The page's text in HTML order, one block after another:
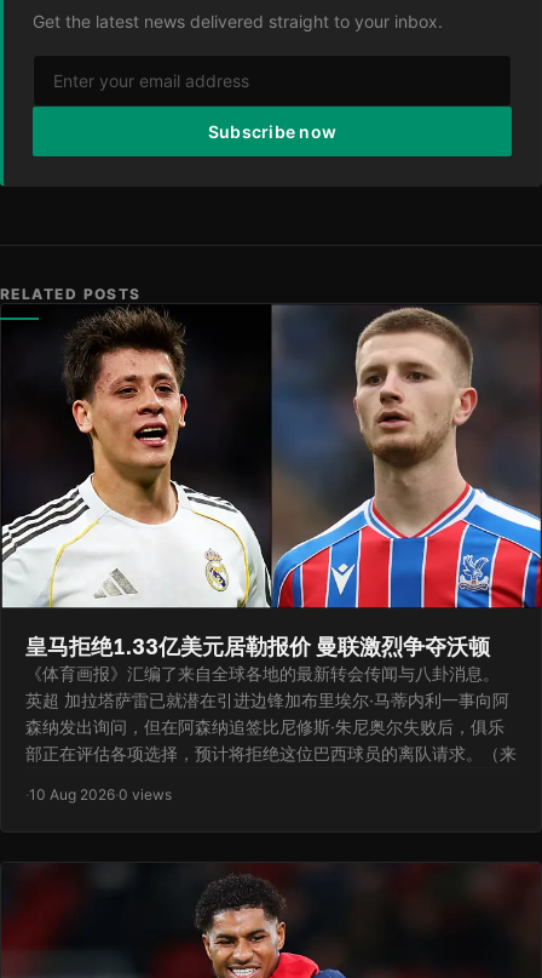
Get the latest news delivered straight to your inbox.
Subscribe now
RELATED POSTS
皇马拒绝1.33亿美元居勒报价 曼联激烈争夺沃顿
《体育画报》汇编了来自全球各地的最新转会传闻与八卦消息。
英超 加拉塔萨雷已就潜在引进边锋加布里埃尔·马蒂内利一事向阿
森纳发出询问，但在阿森纳追签比尼修斯·朱尼奥尔失败后，俱乐
部正在评估各项选择，预计将拒绝这位巴西球员的离队请求。（来
·10 Aug 2026·0 views